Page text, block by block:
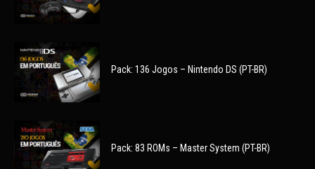
Pack: 136 Jogos – Nintendo DS (PT-BR)
Pack: 83 ROMs – Master System (PT-BR)